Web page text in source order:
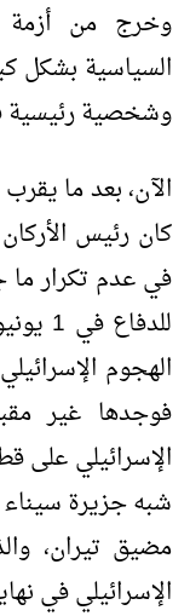
وخرج من
السياسية بشكل
وشخصية رئيسية
الآن، بعد ما
كان رئيس
الهجوم
فوجدها غير
الإسرائيلي على
شبه جزيرة
مضيق تيران،
الإسرائيلي في